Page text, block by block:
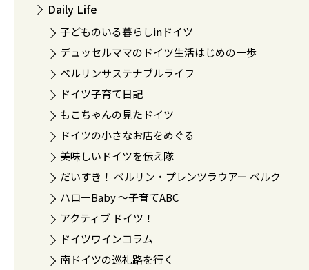
Daily Life
子どものいる暮らしinドイツ
デュッセルママのドイツ生活はじめの一歩
ベルリンサステナブルライフ
ドイツ子育て日記
もこちゃんの見たドイツ
ドイツの小さなお店をめぐる
美味しいドイツを伝え隊
だいすき！ ベルリン・プレンツラウアー ベルク
ハローBaby 〜子育てABC
アクティブ ドイツ！
ドイツワインコラム
南ドイツの巡礼路を行く